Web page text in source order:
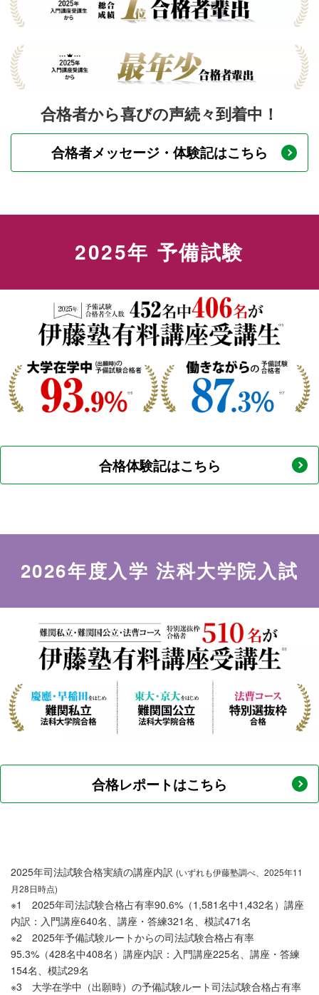
合格者から喜びの声続々到着中！
合格者メッセージ・体験記はこちら
2025年 予備試験
合格体験記はこちら
2026年度入学 法科大学院入試
合格レポートはこちら
2025年司法試験合格実績の講座内訳 (いずれも伊藤塾調べ、2025年11
月28日時点)
※1 2025年司法試験合格占有率90.6%（1,581名中1,432名）講座
内訳：入門講座640名、講座・答練321名、模試471名
※2 2025年予備試験ルートからの司法試験合格占有率
95.3%（428名中408名）講座内訳：入門講座225名、講座・答練
154名、模試29名
※3 大学在学中（出願時）の予備試験ルート司法試験合格占有率